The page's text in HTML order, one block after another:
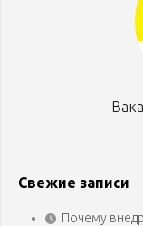
Свежие записи
Почему